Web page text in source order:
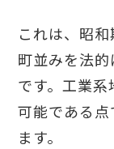
これは、昭
町並みを法
です。工業
可能である
ます。